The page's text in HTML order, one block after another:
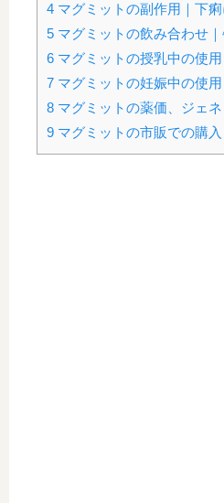
4 マグミットの副作用｜下
5 マグミットの飲み合わせ
6 マグミットの授乳中の使用
7 マグミットの妊娠中の使用
8 マグミットの薬価、ジェ
9 マグミットの市販での購入